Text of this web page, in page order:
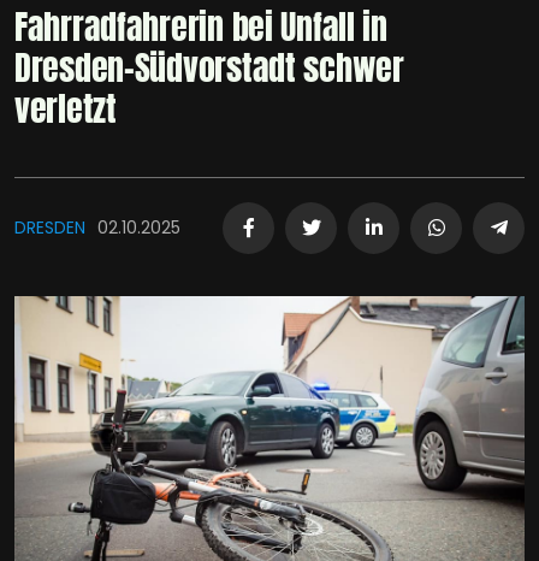
Fahrradfahrerin bei Unfall in
Dresden-Südvorstadt schwer
verletzt
DRESDEN 02.10.2025